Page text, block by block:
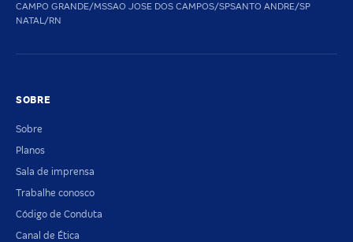
CAMPO GRANDE/MSSAO JOSE DOS CAMPOS/SPSANTO ANDRE/SP
NATAL/RN
SOBRE
Sobre
Planos
Sala de imprensa
Trabalhe conosco
Código de Conduta
Canal de Ética